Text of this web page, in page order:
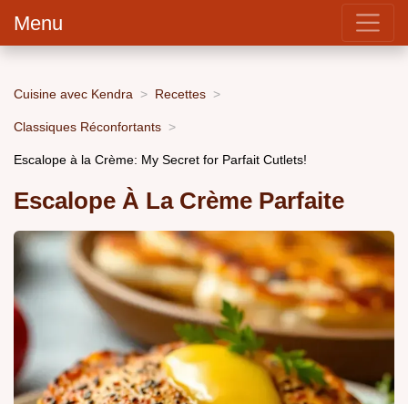
Menu
Cuisine avec Kendra Recettes
Classiques Réconfortants
Escalope à la Crème: My Secret for Parfait Cutlets!
Escalope À La Crème Parfaite